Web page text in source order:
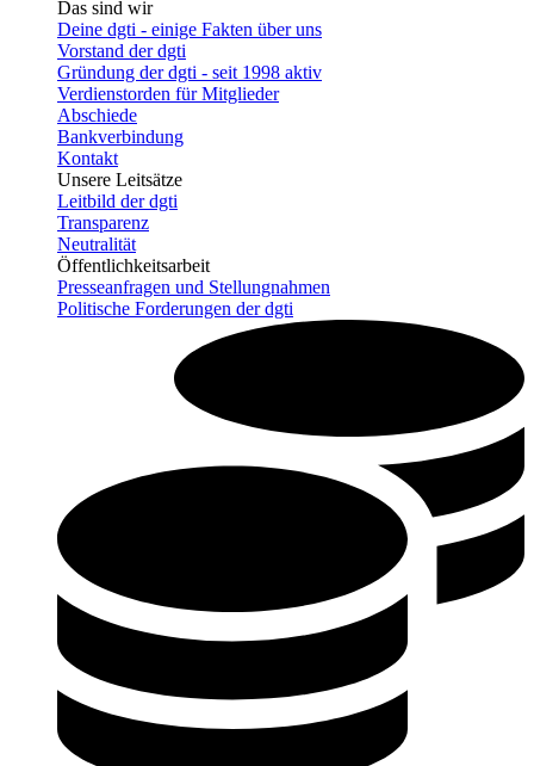
Das sind wir
Deine dgti - einige Fakten über uns
Vorstand der dgti
Gründung der dgti - seit 1998 aktiv
Verdienstorden für Mitglieder
Abschiede
Bankverbindung
Kontakt
Unsere Leitsätze
Leitbild der dgti
Transparenz
Neutralität
Öffentlichkeitsarbeit
Presseanfragen und Stellungnahmen
Politische Forderungen der dgti